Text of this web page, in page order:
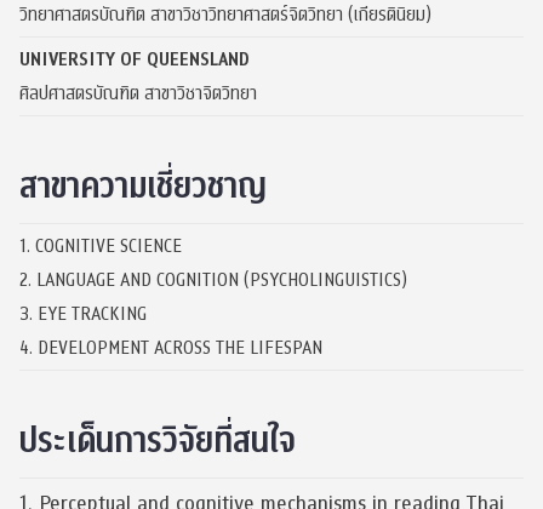
วิทยาศาสตรบัณฑิต สาขาวิชาวิทยาศาสตร์จิตวิทยา (เกียรตินิยม)
UNIVERSITY OF QUEENSLAND
ศิลปศาสตรบัณฑิต สาขาวิชาจิตวิทยา
สาขาความเชี่ยวชาญ
1. COGNITIVE SCIENCE
2. LANGUAGE AND COGNITION (PSYCHOLINGUISTICS)
3. EYE TRACKING
4. DEVELOPMENT ACROSS THE LIFESPAN
ประเด็นการวิจัยที่สนใจ